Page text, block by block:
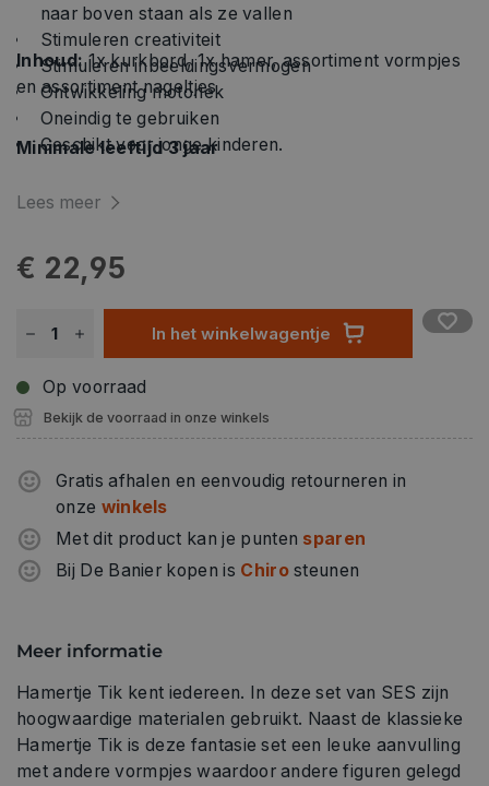
naar boven staan als ze vallen
Stimuleren creativiteit
Stimuleren inbeeldingsvermogen
Ontwikkeling motoriek
Oneindig te gebruiken
Geschikt voor jonge kinderen.
Inhoud:1x kurkbord, 1x hamer, assortiment vormpjes
en assortiment nageltjes
Minimale leeftijd 3 jaar
Lees meer
€ 22,95
In het winkelwagentje
Op voorraad
Bekijk de voorraad in onze winkels
Gratis afhalen en eenvoudig retourneren in
onze winkels
Met dit product kan je punten sparen
Bij De Banier kopen is Chirosteunen
Meer informatie
Hamertje Tik kent iedereen. In deze set van SES zijn
hoogwaardige materialen gebruikt. Naast de klassieke
Hamertje Tik is deze fantasie set een leuke aanvulling
met andere vormpjes waardoor andere figuren gelegd